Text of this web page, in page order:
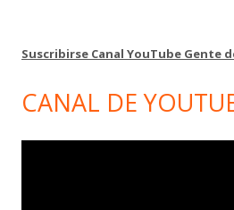
Suscribirse Canal YouTube Gente
CANAL DE